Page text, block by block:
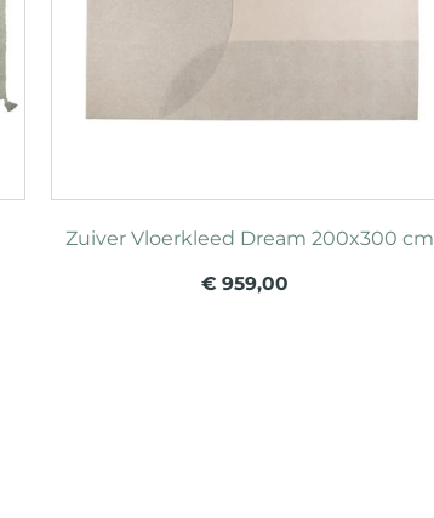
Zuiver Vloerkleed Dream 200x300 cm
€ 959,00